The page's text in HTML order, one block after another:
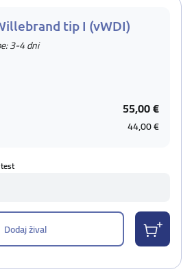
tip I (vWDI)
3-4 dni
55,00 €
44,00 €
Dodaj žival